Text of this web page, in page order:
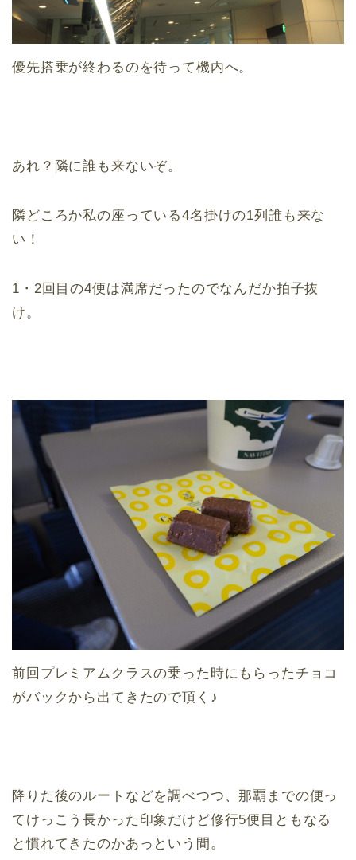
優先搭乗が終わるのを待って機内へ。
あれ？隣に誰も来ないぞ。
隣どころか私の座っている4名掛けの1列誰も来な
い！
1・2回目の4便は満席だったのでなんだか拍子抜
け。
前回プレミアムクラスの乗った時にもらったチョコ
がバックから出てきたので頂く♪
降りた後のルートなどを調べつつ、那覇までの便っ
てけっこう長かった印象だけど修行5便目ともなる
と慣れてきたのかあっという間。